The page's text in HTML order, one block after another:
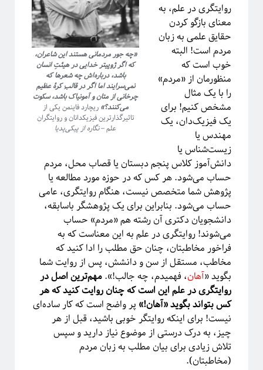
سینما
شبه علم
شبکه‌های پیچیده
علوم اعصاب
فلسفه علم
فوتونیک
فیزیک
فیزیک اتمی-مولکولی
فیزیک بنیادی
فیزیک زیستی
فیزیک هسته‌ای
فیزیکدانان ایرانی
ماده چگال
معرفی کتاب
مکانیک آماری
نجوم
هوش مصنوعی
چندرسانه
کرونا
کوانتوم
کیهان شناسی
اطلاعات
«چه جور مردمانی هستند این شاعران،
که اگر ژوپیتر خدایی در هیئتِ انسان
باشد، درباره‌اش چه شعرها که
نمی‌سرایند اما اگر در قالبِ کرهٔ عظیم
چرخانی از متان و آمونیاک باشد، سکوت
می‌کنند؟»ریچارد فاینمن یکی از
تاثیرگذارترین فیزیکدانان و روایتگران
علم –نگاره از پیکی‌پدیا
روایتگری در علم، به
معنای بازگو کردن
حقایق علمی به زبان
مردم است! البته
خوب است که
منظورمان از «مردم»
را با یک مثال
مشخص کنیم! برای
یک فیزیک‌دان، یک
مهندس یا
زیست‌شناس یا
دانش‌آموز کلاس پنجم دبستان یا قصاب محل، مردم
حساب می‌شود. هر کس که در حوزه مورد مطالعه یا
پژوهش شما متخصص نیست، هنگام روایتگری، عامی
حساب می‌شود. بنابراین برای یک پژوهشگر باسابقه،
دانشجویان دکتری آن رشته هم «مردم» حساب
می‌شوند! روایتگری در علم به این معناست که به
فراخور مخاطبتان، چنان حق مطلب را ادا کنید که
مخاطب، مستقل از سن و دانشش، پس از روایت شما
بگوید «آهان، فهمیدم، چه جالب!».مهم‌ترین اصل در
روایتگری در علم این است که چنان روایت کنید که هر
کس بتواند بگوید «آهان!» پر واضح است که کار ساده‌ای
نیست! برای اینکه روایتگر خوبی باشید، قبل از هر
چیز، به درک درستی از موضوع نیاز دارید و سپس
تلاش زیادی برای بیان مطلب به زبان مردم
(مخاطبتان).